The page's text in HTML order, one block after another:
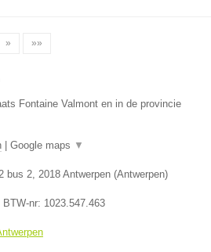
» »»
Fontaine Valmont en in de provincie
Google maps ▼
bus 2, 2018 Antwerpen (Antwerpen)
BTW-nr: 1023.547.463